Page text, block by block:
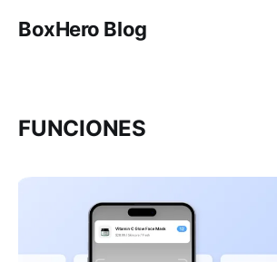
BoxHero Blog
FUNCIONES